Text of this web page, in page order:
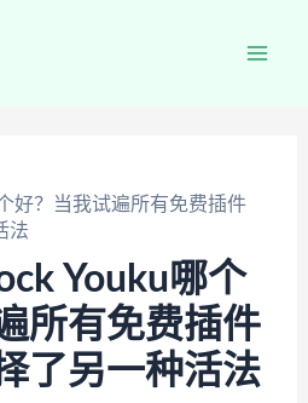
好？当我试遍所有免费插件
法
Youku哪个
所有免费插件
了另一种活法